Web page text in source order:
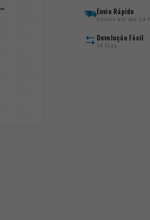
Envio Rápido
Envios em até 24
Devolução Fácil
14 Dias